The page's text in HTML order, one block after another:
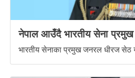
नेपाल आउँदै भारतीय सेना प्रमुख
भारतीय सेनाका प्रमुख जनरल धीरज सेठ